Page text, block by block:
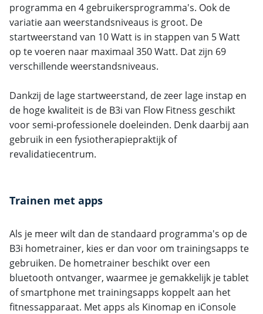
programma en 4 gebruikersprogramma's. Ook de
variatie aan weerstandsniveaus is groot. De
startweerstand van 10 Watt is in stappen van 5 Watt
op te voeren naar maximaal 350 Watt. Dat zijn 69
verschillende weerstandsniveaus.
Dankzij de lage startweerstand, de zeer lage instap en
de hoge kwaliteit is de B3i van Flow Fitness geschikt
voor semi-professionele doeleinden. Denk daarbij aan
gebruik in een fysiotherapiepraktijk of
revalidatiecentrum.
Trainen met apps
Als je meer wilt dan de standaard programma's op de
B3i hometrainer, kies er dan voor om trainingsapps te
gebruiken. De hometrainer beschikt over een
bluetooth ontvanger, waarmee je gemakkelijk je tablet
of smartphone met trainingsapps koppelt aan het
fitnessapparaat. Met apps als Kinomap en iConsole